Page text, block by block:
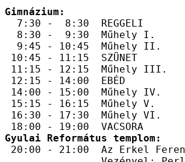
Gimnázium:
7:30 -  8:30  REGGELI
  8:30 -  9:30  Műhely I.
  9:45 - 10:45  Műhely II.
10:45 - 11:15  SZÜNET
11:15 - 12:15  Műhely III.
12:15 - 14:00  EBÉD
14:00 - 15:00  Műhely IV.
15:15 - 16:15  Műhely V.
16:30 - 17:30  Műhely VI.
Gyulai Református templom:
20:00 - 21:00  Az Erkel